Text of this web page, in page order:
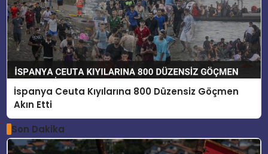
İspanya Ceuta Kıyılarına 800 Düzensiz Göçmen
Akın Etti
Son Dakika